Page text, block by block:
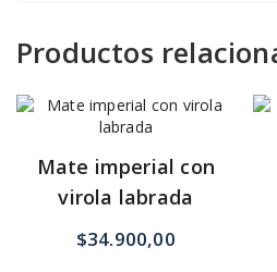
Productos
Mate imperial con
virola labrada
$34.900,00